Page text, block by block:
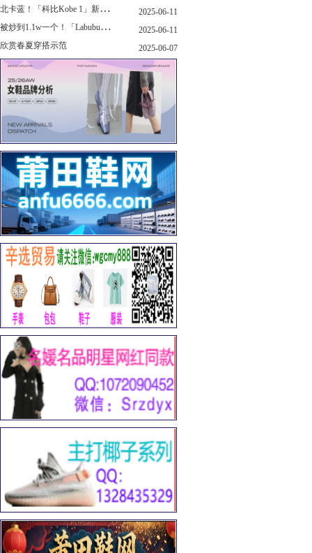
北
卡蓝！「科比Kobe 1」新配色要发售了... 2025-06-11
被
炒到1.1w一个！「Labubu x sacai」三方特殊联名曝光...
2025-06-11
欣赏春夏穿搭示范
2025-06-07